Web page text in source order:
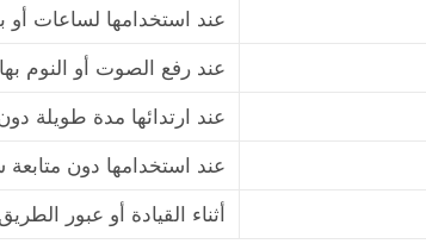
عند استخدامها لساعات
عند رفع الصوت أو النوم بها
عند ارتدائها مدة طويلة
عند استخدامها دون متابعة
أثناء القيادة أو عبور الطريق